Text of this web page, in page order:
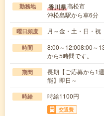
勤務地 香川県高松市
沖松島駅から車6分
曜日頻度 月～金・土・日・
時間
8:00～12:008:00～
から5時間です。
期間
長期【ご応募から1
能】即日～
時給 時給1100円
交通費